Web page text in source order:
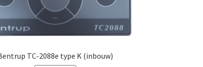
TC-2088e type K (inbouw)